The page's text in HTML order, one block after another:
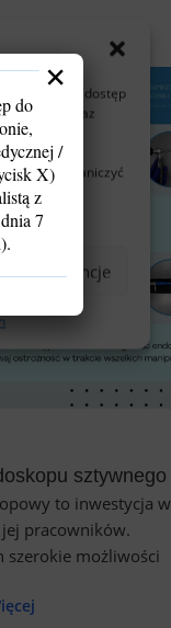
uzyskiwać dostęp
oraz
podczas
może ograniczyć
preferencje
sztywnego
to inwestycja w
pracowników.
szerokie możliwości
do
/
X)
z
7
×